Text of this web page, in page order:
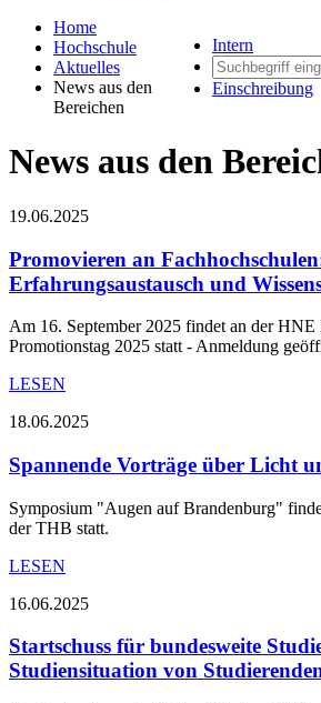
Intern
Einschreibung
Home
Hochschule
Aktuelles
News aus den
Bereichen
News aus den
19.06.2025
Promovieren an
Erfahrungsaustausch und
Am 16. September 2025 findet an der HNE
Promotionstag 2025 statt - Anmeldung
LESEN
18.06.2025
Spannende Vorträge über Licht
Symposium "Augen auf Brandenburg"
der THB statt.
LESEN
16.06.2025
Startschuss für bundesweite
Studiensituation von